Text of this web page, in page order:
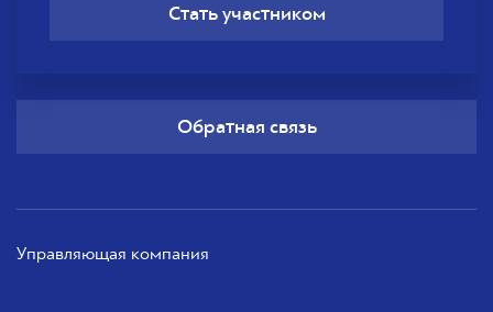
Стать участником
Обратная связь
Управляющая компания